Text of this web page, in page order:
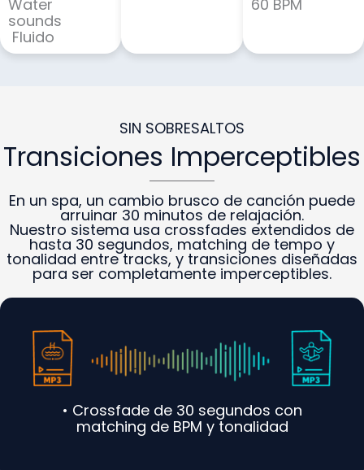
Water
sounds
Fluido
60 BPM
SIN SOBRESALTOS
Transiciones Imperceptibles
En un spa, un cambio brusco de canción puede
arruinar 30 minutos de relajación.
Nuestro sistema usa crossfades extendidos de
hasta 30 segundos, matching de tempo y
tonalidad entre tracks, y transiciones diseñadas
para ser completamente imperceptibles.
• Crossfade de 30 segundos con
matching de BPM y tonalidad